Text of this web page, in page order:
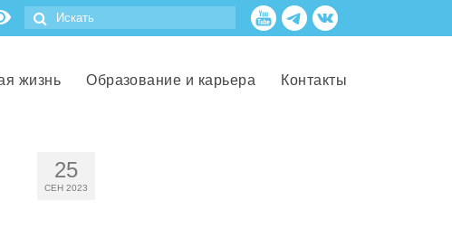
жизнь Образование и карьера Контакты
25
СЕН 2023